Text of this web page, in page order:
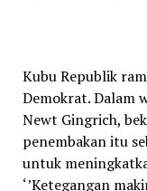
Kubu Republik
Demokrat. Dalam
Newt Gingrich,
penembakan itu
untuk
‘’Ketegangan